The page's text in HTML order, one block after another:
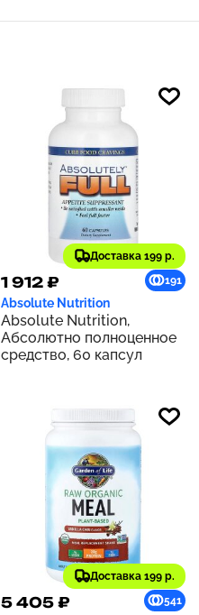
Доставка 199 р.
1 912 ₽ 191
Absolute Nutrition
Absolute Nutrition,
Абсолютно полноценное
средство, 60 капсул
Доставка 199 р.
5 405 ₽ 541